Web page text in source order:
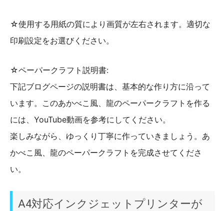
☆使用する用紙の質により画質が左右されます。適切な
印刷設定をお選びください。
☆ペーパークラフト説明書:
下記ブログページの説明書は、基本的な作り方に沿って
います。このあかべこ風、龍のペーパークラフトを作る
には、YouTube動画を参考にしてください。
楽しみながら、ゆっくり丁寧に作っていきましょう。あ
かべこ風、龍のペーパークラフトを完成させてくださ
い。
A4対応インクジェットプリンターが